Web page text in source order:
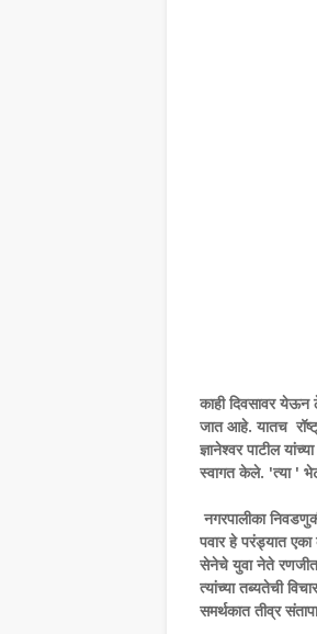
काही दिवसावर येऊन
जात आहे. यातच
ज्ञानेश्वर पाटील
स्वागत केले. 'त्या '
नगरपालीका
पवार हे परंड्यात एका
सेनेचे युवा नेते रणजीत
त्यांच्या तब्यतेची
समर्थकात तीव्र